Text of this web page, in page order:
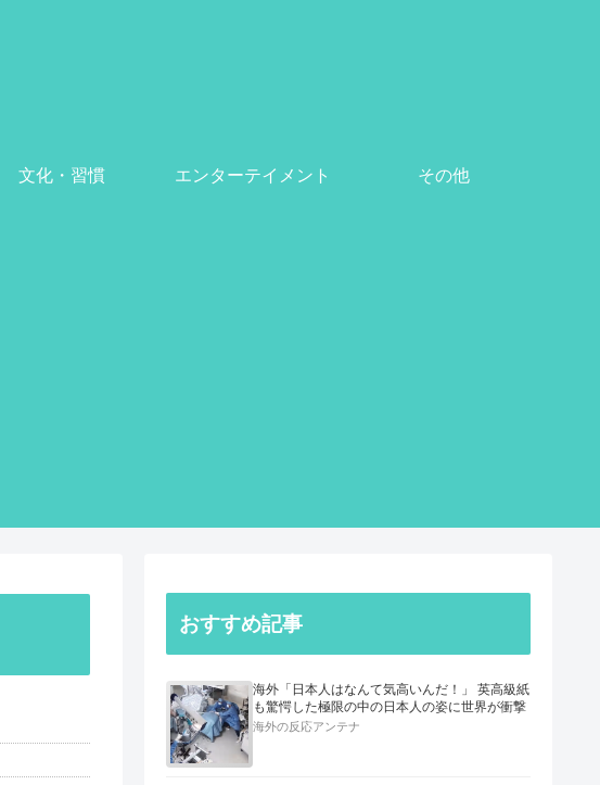
文化・習慣 エンターテイメント その他
おすすめ記事
海外「日本人はなんて気高いんだ！」 英高級紙
も驚愕した極限の中の日本人の姿に世界が衝撃
海外の反応アンテナ